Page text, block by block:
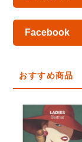
Facebook
おすすめ商品